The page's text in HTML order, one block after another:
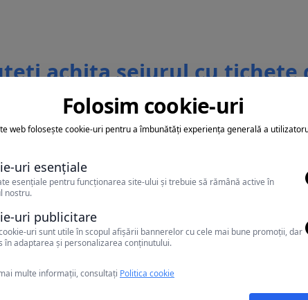
achita sejurul cu tichete
vacanta
Alte oferte în Mamaia
Folosim cookie-uri
web folosește cookie-uri pentru a îmbunătăți experiența generală a
uri esențiale
esențiale pentru funcționarea site-ului și trebuie să rămână active în
nostru.
uri publicitare
uri sunt utile în scopul afișării bannerelor cu cele mai bune promoții, dar
în adaptarea și personalizarea conținutului.
multe informații, consultați Politica cookie